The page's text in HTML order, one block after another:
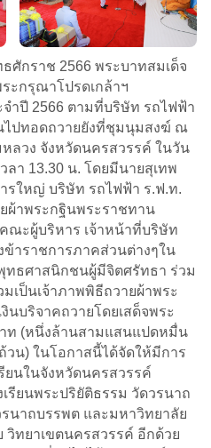
ศักราช 2566 พระบาทสมเด็จ
ะกรุณาโปรดเกล้าฯ
ำปี 2566 ตามที่บริษัท รถไฟฟ้า
ไปทอดถวายยังที่ชุมนุมสงฆ์ ณ
ลวง จังหวัดนครสวรรค์ ในวัน
ลา 13.30 น. โดยมีนายสุเทพ
รใหญ่ บริษัท รถไฟฟ้า ร.ฟ.ท.
ผ้าพระกฐินพระราชทาน
ณะผู้บริหาร เจ้าหน้าที่บริษัท
ข้าราชการภาคส่วนต่างๆใน
ทธศาสนิกชนผู้มีจิตศรัทธา ร่วม
เป็นเจ้าภาพพิธีถวายผ้าพระ
นบริจาคถวายโดยเสด็จพระ
ท (หนึ่งล้านสามแสนแปดหมื่น
วน) ในโอกาสนี้ได้จัดให้มีการ
ยนในจังหวัดนครสวรรค์
เรียนพระปริยัติธรรม วัดวรนาถ
รนาถบรรพต และมหาวิทยาลัย
ทยาเขตนครสวรรค์ อีกด้วย